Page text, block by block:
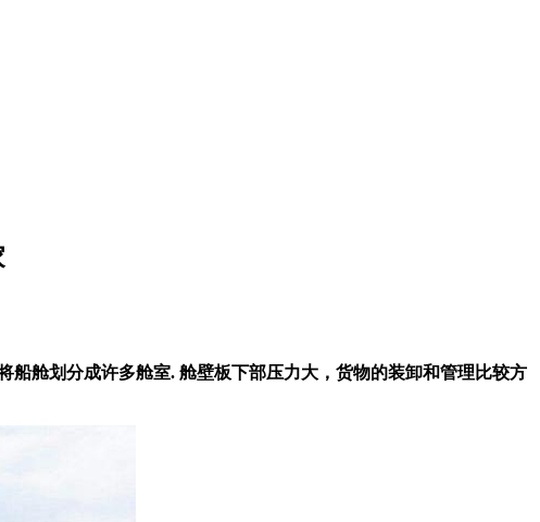
舱划分成许多舱室. 舱壁板下部压力大，货物的装卸和管理比较方